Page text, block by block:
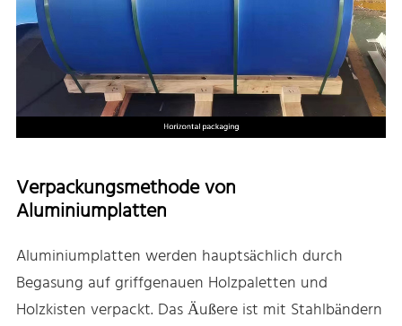
Verpackungsmethode von
Aluminiumplatten
Aluminiumplatten werden hauptsächlich durch
Begasung auf griffgenauen Holzpaletten und
Holzkisten verpackt. Das Äußere ist mit Stahlbändern